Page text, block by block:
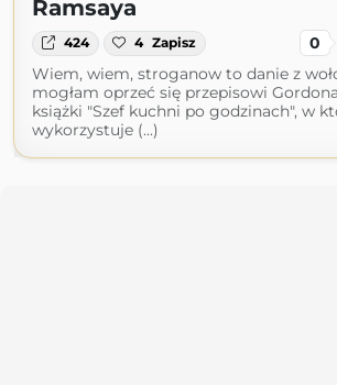
Ramsaya
424 4 Zapisz 0
Wiem, wiem, stroganow to danie z
mogłam oprzeć się przepisowi
książki "Szef kuchni po godzinach", w
wykorzystuje (...)